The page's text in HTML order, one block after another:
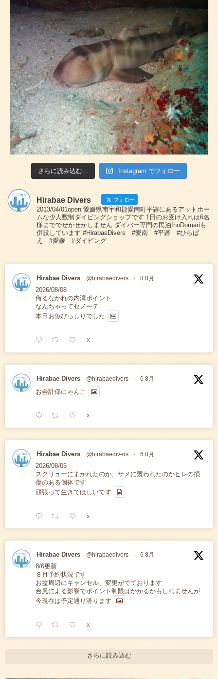
さらに読み込む... Instagram でフォロー
Hirabae Divers フォロー
2013/04/01open 愛媛県南宇和郡愛南町平碆にあるアットホー
ムな少人数制ダイビングショップです 1日のお受け入れは6名
様まででせかせかしません ダイバー専門の民泊InoDomariも
併設しています #HirabaeDivers #愛南 #平碆 #ひらば
え #愛媛 #ダイビング
Hirabae Divers @hirabaedivers · 8 8月
2026/08/08
侮るなかれの内湾ポイント
なんちゃってセノーテ
本日お魚びっしりでした
X
Hirabae Divers @hirabaedivers · 6 8月
お会計係にゃんこ
X
Hirabae Divers @hirabaedivers · 6 8月
2026/08/05
スクリューにまかれたのか、サメに襲われたのかヒレの損
傷のある個体です
頑張って生きてほしいです
X
Hirabae Divers @hirabaedivers · 6 8月
8/6更新
８月予約状況です
お盆周辺にキャンセル、変更がでております
台風による影響でポイント制限はかかるかもしれませんが
今現在は予定通り潜ります
X
さらに読み込む